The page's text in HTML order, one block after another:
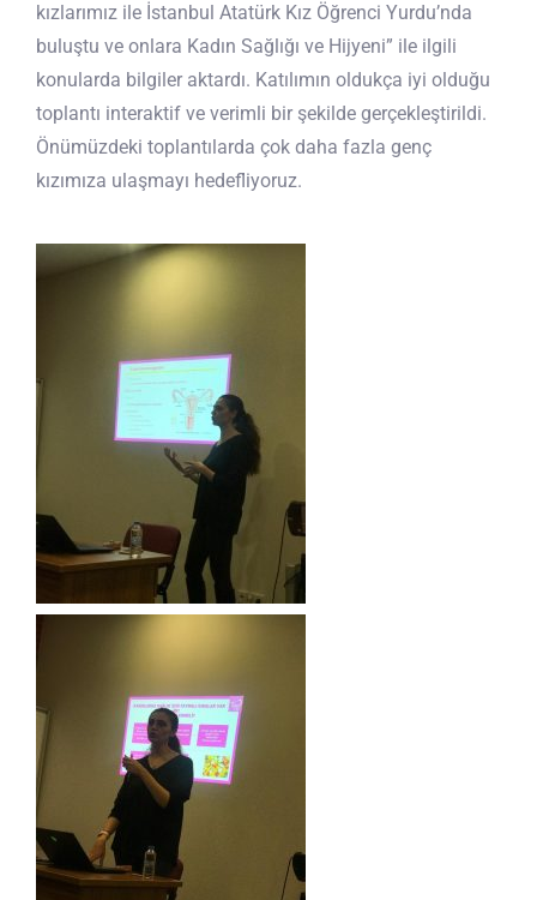
kızlarımız ile İstanbul Atatürk Kız Öğrenci Yurdu’nda
buluştu ve onlara Kadın Sağlığı ve Hijyeni” ile ilgili
konularda bilgiler aktardı. Katılımın oldukça iyi olduğu
toplantı interaktif ve verimli bir şekilde gerçekleştirildi.
Önümüzdeki toplantılarda çok daha fazla genç
kızımıza ulaşmayı hedefliyoruz.